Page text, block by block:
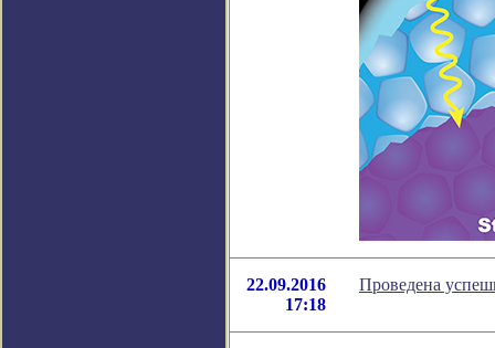
22.09.2016
17:18
Проведена